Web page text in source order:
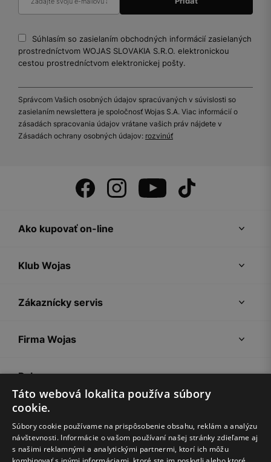
Súhlasím so zasielaním obchodných informácií zasielaných
prostredníctvom WOJAS SLOVAKIA S.R.O. elektronickou
cestou prostredníctvom elektronickej pošty.
Správcom Vašich osobných údajov spracúvaných v súvislosti so
zasielaním newslettera je spoločnosť Wojas S.A. Viac informácií o
zásadách spracovania údajov vrátane vašich práv nájdete v
Zásadách ochrany osobných údajov: rozvinúť
Ako kupovať on-line
Klub Wojas
Zákaznícky servis
Firma Wojas
Pokyny
Táto webová lokalita používa súbory
cookie.
Súbory cookie používame na prispôsobenie obsahu, reklám a analýzu
návštevnosti. Informácie o vašom používaní našej stránky zdieľame aj
s našimi reklamnými a analytickými partnermi, ktorí ich môžu